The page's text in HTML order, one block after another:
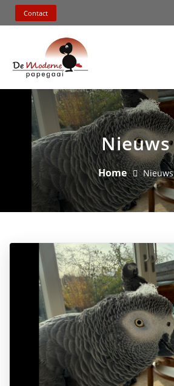
Contact
Nieuws
Home Nieuws